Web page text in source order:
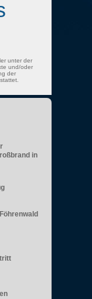
unter der
und/oder
der
in